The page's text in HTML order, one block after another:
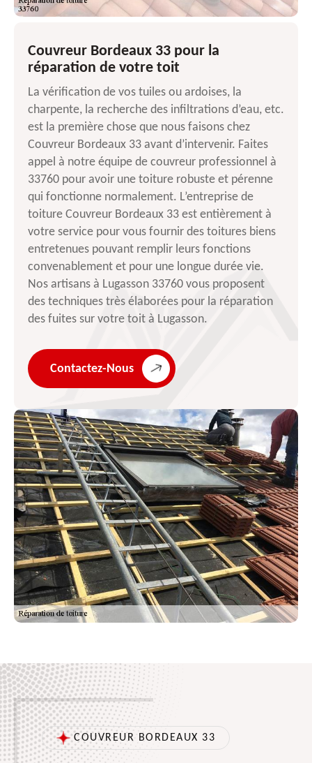
Couvreur Bordeaux 33 pour la
réparation de votre toit
La vérification de vos tuiles ou ardoises, la
charpente, la recherche des infiltrations d’eau, etc.
est la première chose que nous faisons chez
Couvreur Bordeaux 33 avant d’intervenir. Faites
appel à notre équipe de couvreur professionnel à
33760 pour avoir une toiture robuste et pérenne
qui fonctionne normalement. L’entreprise de
toiture Couvreur Bordeaux 33 est entièrement à
votre service pour vous fournir des toitures biens
entretenues pouvant remplir leurs fonctions
convenablement et pour une longue durée vie.
Nos artisans à Lugasson 33760 vous proposent
des techniques très élaborées pour la réparation
des fuites sur votre toit à Lugasson.
Contactez-Nous
COUVREUR BORDEAUX 33